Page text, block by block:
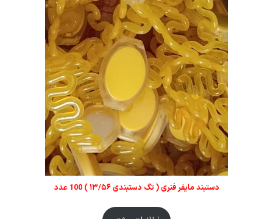
دستبند مایفر فنری ( تگ دستبندی ۱۳/۵۶ ) 100 عدد